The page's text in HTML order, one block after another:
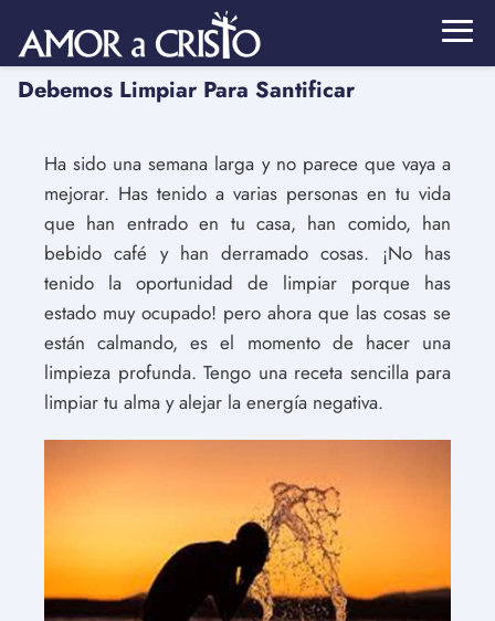
Debemos Limpiar Para Santificar
Ha sido una semana larga y no parece que vaya a
mejorar. Has tenido a varias personas en tu vida
que han entrado en tu casa, han comido, han
bebido café y han derramado cosas. ¡No has
tenido la oportunidad de limpiar porque has
estado muy ocupado! pero ahora que las cosas se
están calmando, es el momento de hacer una
limpieza profunda. Tengo una receta sencilla para
limpiar tu alma y alejar la energía negativa.